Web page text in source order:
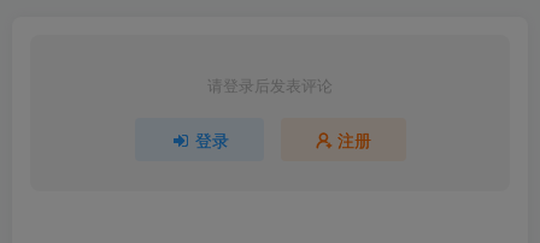
请登录后发表评论
登录 注册